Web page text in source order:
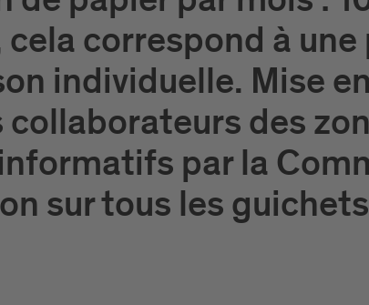
correspond à
individuelle. Mise
collaborateurs des
par la
sur tous les